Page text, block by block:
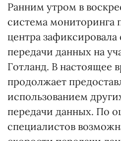
Ранним утром в
система мониторинга
центра зафиксировала
передачи данных на
Готланд. В настоящее
продолжает
использованием
передачи данных. По
специалистов